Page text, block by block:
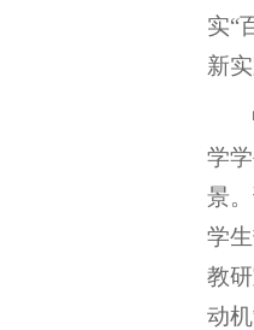
实“
新实
学
景
学
教
动